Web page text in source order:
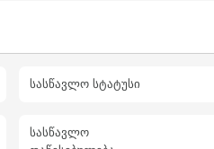
სასწავლო სტატუსი
სასწავლო